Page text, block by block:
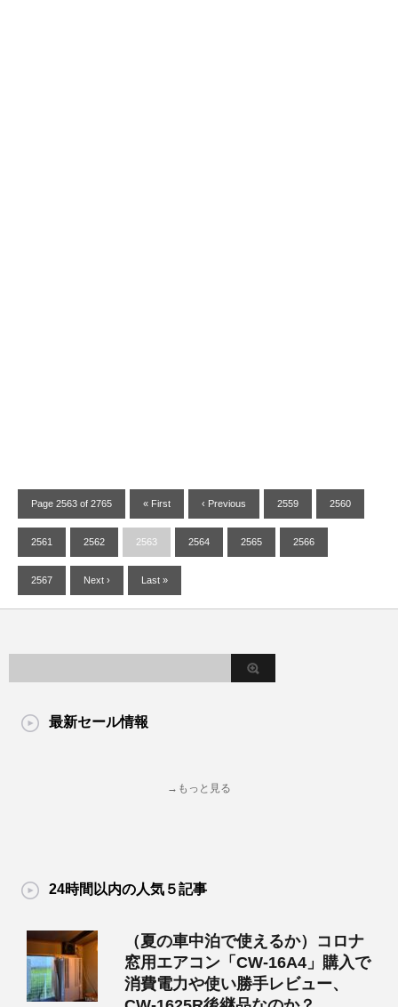
Page 2563 of 2765 « First ‹ Previous 2559 2560
2561 2562 2563 2564 2565 2566
2567 Next › Last »
最新セール情報
→もっと見る
24時間以内の人気５記事
（夏の車中泊で使えるか）コロナ
窓用エアコン「CW-16A4」購入で
消費電力や使い勝手レビュー、